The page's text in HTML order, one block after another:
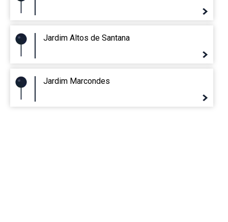
Jardim Altos de Santana
Jardim Marcondes